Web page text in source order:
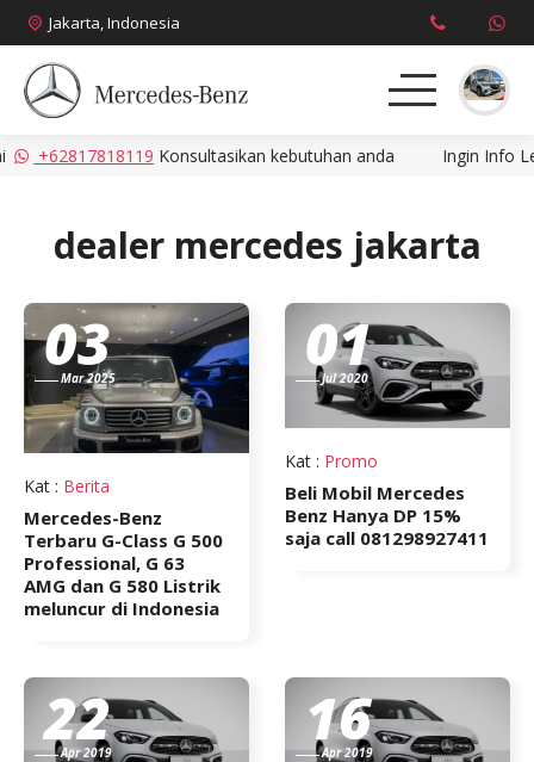
Jakarta, Indonesia
About
Produk
Promo
Brosur
Kontak
+62817818119Konsultasikan kebutuhan anda Ingin Info
dealer mercedes jakarta
03
Mar 2025
Kat : Berita
Mercedes-Benz
Terbaru G-Class G 500
Professional, G 63
AMG dan G 580 Listrik
meluncur di Indonesia
01
Jul 2020
Kat : Promo
Beli Mobil Mercedes
Benz Hanya DP 15%
saja call 081298927411
22
Apr 2019 16
Apr 2019